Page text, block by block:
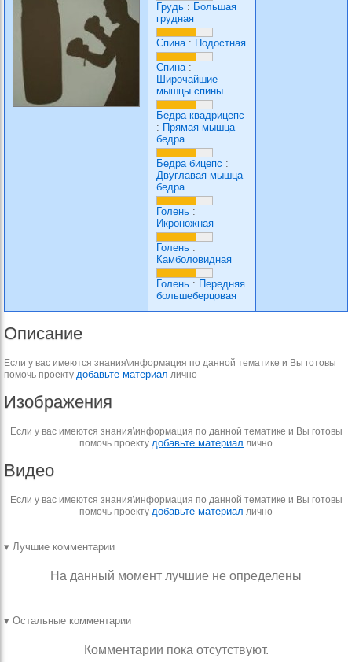
Грудь : Большая
грудная
Спина: Подостная
Спина:
Широчайшие
мышцы спины
Бедра квадрицепс
: Прямая мышца
бедра
Бедра бицепс :
Двуглавая мышца
бедра
Голень :
Икроножная
Голень :
Камболовидная
Голень : Передняя
большеберцовая
Описание
Если у вас имеются знания\информация по данной тематике и Вы готовы
помочь проекту добавьте материал лично
Изображения
Если у вас имеются знания\информация по данной тематике и Вы готовы
помочь проекту добавьте материал лично
Видео
Если у вас имеются знания\информация по данной тематике и Вы готовы
помочь проекту добавьте материал лично
▾ Лучшие комментарии
На данный момент лучшие не определены
▾ Остальные комментарии
Комментарии пока отсутствуют.